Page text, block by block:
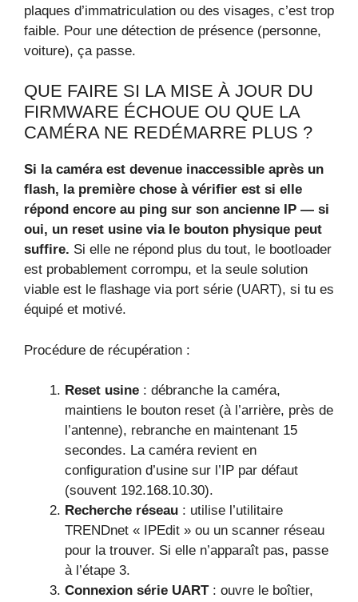
plaques d’immatriculation ou des visages, c’est trop
faible. Pour une détection de présence (personne,
voiture), ça passe.
QUE FAIRE SI LA MISE À JOUR DU
FIRMWARE ÉCHOUE OU QUE LA
CAMÉRA NE REDÉMARRE PLUS ?
Si la caméra est devenue inaccessible après un
flash, la première chose à vérifier est si elle
répond encore au ping sur son ancienne IP — si
oui, un reset usine via le bouton physique peut
suffire. Si elle ne répond plus du tout, le bootloader
est probablement corrompu, et la seule solution
viable est le flashage via port série (UART), si tu es
équipé et motivé.
Procédure de récupération :
Reset usine : débranche la caméra,
maintiens le bouton reset (à l’arrière, près de
l’antenne), rebranche en maintenant 15
secondes. La caméra revient en
configuration d’usine sur l’IP par défaut
(souvent 192.168.10.30).
Recherche réseau : utilise l’utilitaire
TRENDnet « IPEdit » ou un scanner réseau
pour la trouver. Si elle n’apparaît pas, passe
à l’étape 3.
Connexion série UART: ouvre le boîtier,